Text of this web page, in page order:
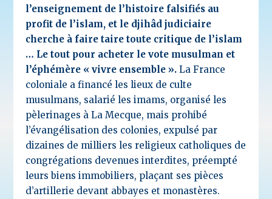
l’enseignement de l’histoire falsifiés au
profit de l’islam, et le djihâd judiciaire
cherche à faire taire toute critique de l’islam
… Le tout pour acheter le vote musulman et
l’éphémère « vivre ensemble ». La France
coloniale a financé les lieux de culte
musulmans, salarié les imams, organisé les
pèlerinages à La Mecque, mais prohibé
l’évangélisation des colonies, expulsé par
dizaines de milliers les religieux catholiques de
congrégations devenues interdites, préempté
leurs biens immobiliers, plaçant ses pièces
d’artillerie devant abbayes et monastères.